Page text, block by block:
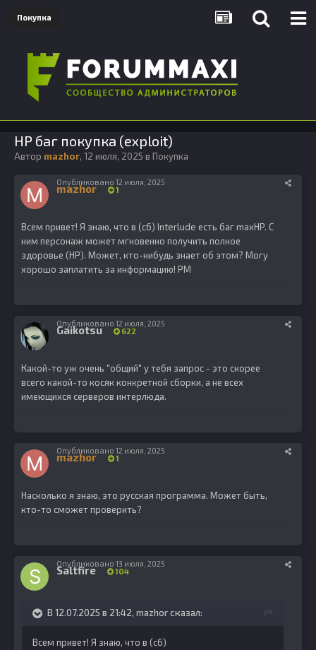
Покупка
HP баг покупка (exploit)
Автор mazhor, 12 июля, 2025 в Покупка
mazhor 1
Опубликовано 12 июля, 2025
Всем привет! Я знаю, что в (c6) Interlude есть баг maxHP. С
ним персонаж может мгновенно получить полное
здоровье (HP). Может, кто-нибудь знает об этом? Могу
хорошо заплатить за информацию! PM
Gaikotsu 622
Опубликовано 12 июля, 2025
Какой-то уж очень "общий" у тебя запрос - это скорее
всего какой-то косяк конкретной сборки, а не всех
имеющихся серверов интерлюда.
mazhor 1
Опубликовано 12 июля, 2025
Насколько я знаю, это русская программа. Может быть,
кто-то сможет проверить?
Saltfire 104
Опубликовано 13 июля, 2025
В 12.07.2025 в 21:42, mazhorсказал:
Всем привет! Я знаю, что в (c6)